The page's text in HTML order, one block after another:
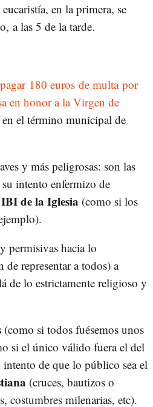
en la primera, se
a las 5 de la tarde.
180 euros de multa por
en honor a la Virgen de
el término municipal de
y más peligrosas: son las
su intento enfermizo de
de la Iglesia (como si los
permisivas hacia lo
de representar a todos) a
de lo estrictamente religioso y
(como si todos fuésemos unos
si el único válido fuera el del
intento de que lo público sea el
(cruces, bautizos o
costumbres milenarias, etc).